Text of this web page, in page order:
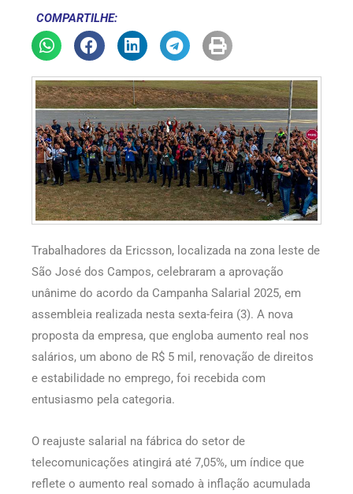
COMPARTILHE:
Trabalhadores da Ericsson, localizada na zona leste de
São José dos Campos, celebraram a aprovação
unânime do acordo da Campanha Salarial 2025, em
assembleia realizada nesta sexta-feira (3). A nova
proposta da empresa, que engloba aumento real nos
salários, um abono de R$ 5 mil, renovação de direitos
e estabilidade no emprego, foi recebida com
entusiasmo pela categoria.
O reajuste salarial na fábrica do setor de
telecomunicações atingirá até 7,05%, um índice que
reflete o aumento real somado à inflação acumulada